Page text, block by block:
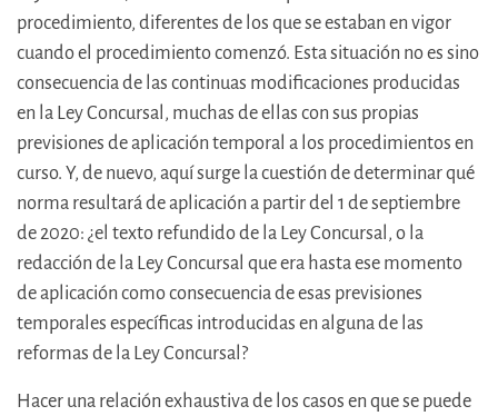
procedimiento, diferentes de los que se estaban en vigor
cuando el procedimiento comenzó. Esta situación no es sino
consecuencia de las continuas modificaciones producidas
en la Ley Concursal, muchas de ellas con sus propias
previsiones de aplicación temporal a los procedimientos en
curso. Y, de nuevo, aquí surge la cuestión de determinar qué
norma resultará de aplicación a partir del 1 de septiembre
de 2020: ¿el texto refundido de la Ley Concursal, o la
redacción de la Ley Concursal que era hasta ese momento
de aplicación como consecuencia de esas previsiones
temporales específicas introducidas en alguna de las
reformas de la Ley Concursal?
Hacer una relación exhaustiva de los casos en que se puede